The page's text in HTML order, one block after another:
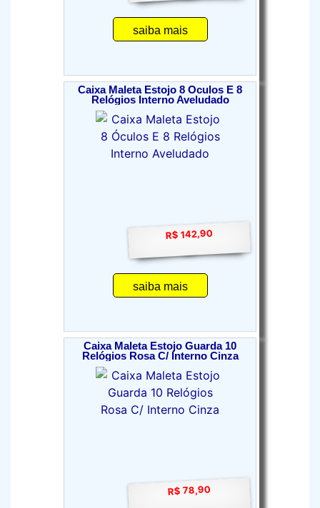
saiba mais
Caixa Maleta Estojo 8 Óculos E 8
Relógios Interno Aveludado
R$ 142,90
saiba mais
Caixa Maleta Estojo Guarda 10
Relógios Rosa C/ Interno Cinza
R$ 78,90